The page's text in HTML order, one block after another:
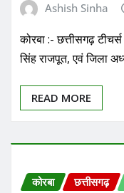
Ashish Sinha
कोरबा :- छत्तीसगढ़
सिंह राजपूत, एवं जिला
READ MORE
कोरबा छत्तीसगढ़